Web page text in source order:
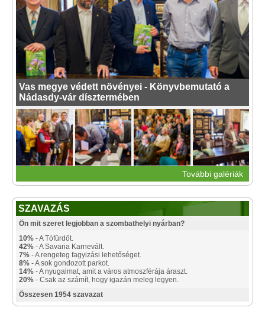
Vas megye védett növényei - Könyvbemutató a
Nádasdy-vár dísztermében
További galériák
SZAVAZÁS
Ön mit szeret legjobban a szombathelyi nyárban?
10% - A Tófürdőt.
42% - A Savaria Karnevált.
7% - A rengeteg fagyizási lehetőséget.
8% - A sok gondozott parkot.
14% - A nyugalmat, amit a város atmoszférája áraszt.
20% - Csak az számít, hogy igazán meleg legyen.
Összesen 1954 szavazat